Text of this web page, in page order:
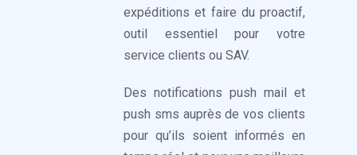
expéditions et faire du proactif,
outil essentiel pour votre
service clients ou SAV.
Des notifications push mail et
push sms auprès de vos clients
pour qu’ils soient informés en